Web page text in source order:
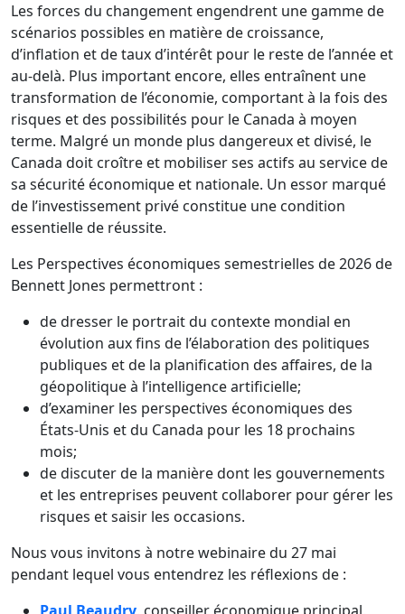
Les forces du changement engendrent une gamme de
scénarios possibles en matière de croissance,
d’inflation et de taux d’intérêt pour le reste de l’année et
au-delà. Plus important encore, elles entraînent une
transformation de l’économie, comportant à la fois des
risques et des possibilités pour le Canada à moyen
terme. Malgré un monde plus dangereux et divisé, le
Canada doit croître et mobiliser ses actifs au service de
sa sécurité économique et nationale. Un essor marqué
de l’investissement privé constitue une condition
essentielle de réussite.
Les Perspectives économiques semestrielles de 2026 de
Bennett Jones permettront :
de dresser le portrait du contexte mondial en
évolution aux fins de l’élaboration des politiques
publiques et de la planification des affaires, de la
géopolitique à l’intelligence artificielle;
d’examiner les perspectives économiques des
États-Unis et du Canada pour les 18 prochains
mois;
de discuter de la manière dont les gouvernements
et les entreprises peuvent collaborer pour gérer les
risques et saisir les occasions.
Nous vous invitons à notre webinaire du 27 mai
pendant lequel vous entendrez les réflexions de :